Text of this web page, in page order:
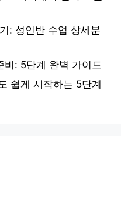
: 성인반 수업 상세분
비: 5단계 완벽 가이드
쉽게 시작하는 5단계